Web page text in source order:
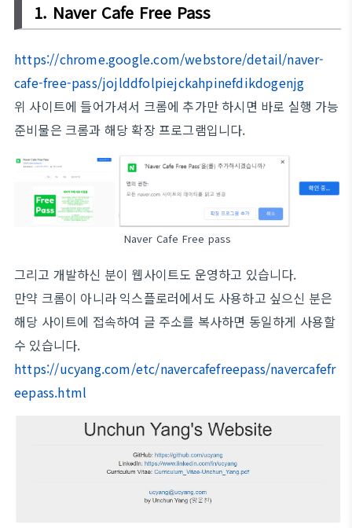
1. Naver Cafe Free Pass
https://chrome.google.com/webstore/detail/naver-
cafe-free-pass/jojlddfolpiejckahpinefdikdogenjg
위 사이트에 들어가셔서 크롬에 추가만 하시면 바로 실행 가능
준비물은 크롬과 해당 확장 프로그램입니다.
Naver Cafe Free pass
그리고 개발하신 분이 웹사이트도 운영하고 있습니다.
만약 크롬이 아니라 익스플로러에서도 사용하고 싶으신 분은
해당 사이트에 접속하여 글 주소를 복사하면 동일하게 사용할
수 있습니다.
https://ucyang.com/etc/navercafefreepass/navercafefr
eepass.html